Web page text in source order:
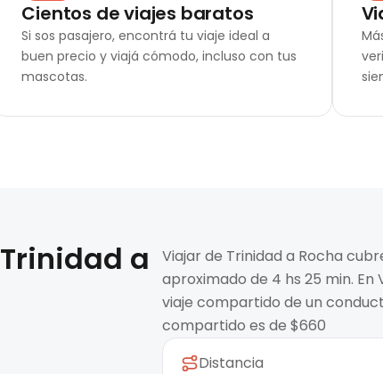
Cientos de viajes baratos
Si sos pasajero, encontrá tu viaje ideal a
buen precio y viajá cómodo, incluso con tus
mascotas.
Trinidad a
Viajar de Trinidad a Rocha
aproximado de 4 hs 25 min.
viaje compartido de un
compartido es de $660
Distancia